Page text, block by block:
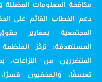
مكافحة المعلومات المضللة
دعم الخطاب القائم على
المجتمعية بمعايير
المستهدفة: تركّز المنظمة
المتضررين من النزاعات،
تعسفًا، والمخفيون قسرًا،